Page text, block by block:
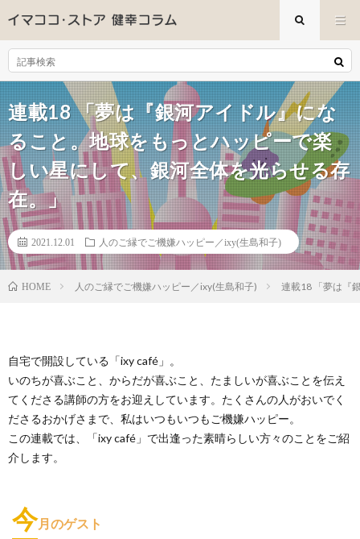
連載18 「夢は『銀河アイドル』にな
ること。地球をもっとハッピーで楽
しい星にして、銀河全体を光らせる存
在。」
2021.12.01 人のご縁でご機嫌ハッピー／ixy(生島和子)
HOME 人のご縁でご機嫌ハッピー／ixy(生島和子) 連載18 「夢は『
自宅で開設している「ixy café」。
いのちが喜ぶこと、からだが喜ぶこと、たましいが喜ぶことを伝え
てくださる講師の方をお迎えしています。たくさんの人がおいでく
ださるおかげさまで、私はいつもいつもご機嫌ハッピー。
この連載では、「ixy café」で出逢った素晴らしい方々のことをご紹
介します。
今月のゲスト